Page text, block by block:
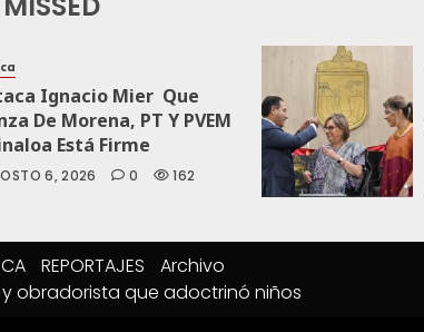
Ignacio Mier Que
De Morena, PT Y PVEM
Está Firme
6, 2026 0 162
REPORTAJES
Archivo
y obradorista que adoctrinó niños